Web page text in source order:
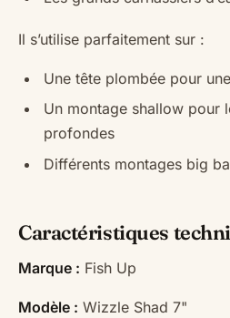
Il s’utilise parfaitement sur :
Une tête plombée pour
Un montage shallow pour
profondes
Différents montages big
Caractéristiques
Marque : Fish Up
Modèle : Wizzle Shad 7"